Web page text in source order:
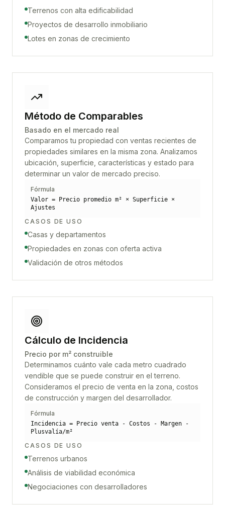
Terrenos con alta edificabilidad
Proyectos de desarrollo inmobiliario
Lotes en zonas de crecimiento
Método de Comparables
Basado en el mercado real
Comparamos tu propiedad con ventas recientes de
propiedades similares en la misma zona. Analizamos
ubicación, superficie, características y estado para
determinar un valor de mercado preciso.
Fórmula
Valor = Precio promedio m² × Superficie ×
Ajustes
CASOS DE USO
Casas y departamentos
Propiedades en zonas con oferta activa
Validación de otros métodos
Cálculo de Incidencia
Precio por m² construible
Determinamos cuánto vale cada metro cuadrado
vendible que se puede construir en el terreno.
Consideramos el precio de venta en la zona, costos
de construcción y margen del desarrollador.
Fórmula
Incidencia = Precio venta - Costos - Margen -
Plusvalía/m²
CASOS DE USO
Terrenos urbanos
Análisis de viabilidad económica
Negociaciones con desarrolladores